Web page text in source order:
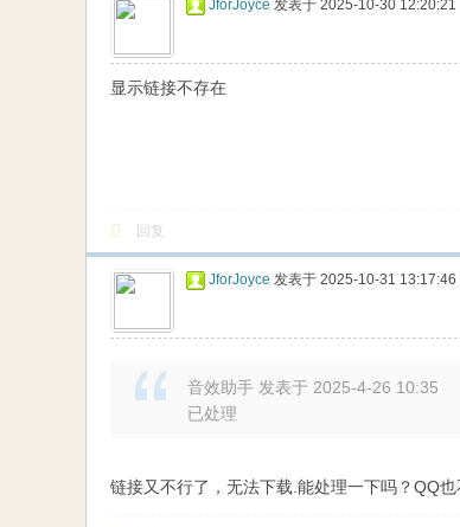
JforJoyce 发表于 2025-10-30 12:20:21
显示链接不存在
回复
JforJoyce 发表于 2025-10-31 13:17:46
音效助手 发表于 2025-4-26 10:35
已处理
链接又不行了，无法下载.能处理一下吗？QQ